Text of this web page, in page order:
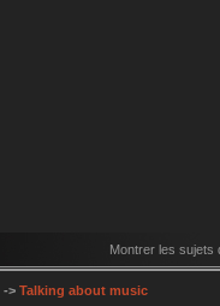
Montrer les sujets
-> Talking about music